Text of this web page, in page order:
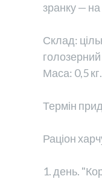
зранку —
Склад:
Маса: 0,5
Термін
Раціон
1. день.